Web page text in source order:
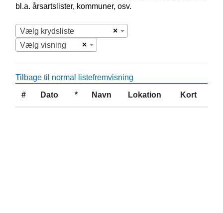
bl.a. årsartslister, kommuner, osv.
×
Vælg krydsliste
×
Vælg visning
Tilbage til normal listefremvisning
# Dato * Navn Lokation Kort